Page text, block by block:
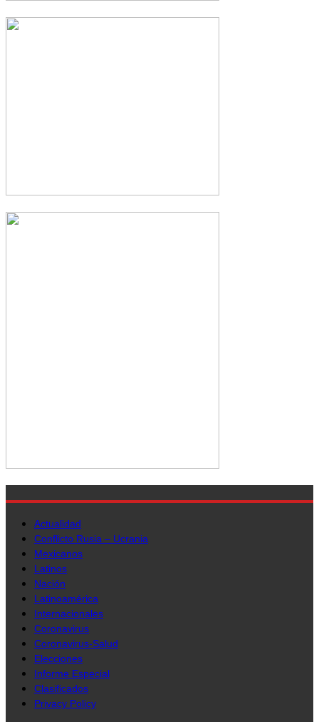
Actualidad
Conflicto Rusia – Ucrania
Mexicanos
Latinos
Nación
Latinoamérica
Internacionales
Coronavirus
Coronavirus-Salud
Elecciones
Informe Especial
Clasificados
Privacy Policy